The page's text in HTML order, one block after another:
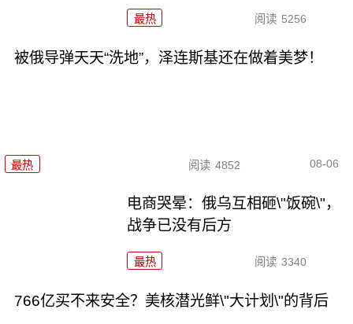
最热 阅读 5256
被俄导弹天天“洗地”，泽连斯基还在做着美梦！
最热 阅读 4852 08-06
电商哭晕：俄乌互相砸\"饭碗\"，
战争已没有后方
最热 阅读 3340
766亿买不来安全？美核潜光鲜\"大计划\"的背后